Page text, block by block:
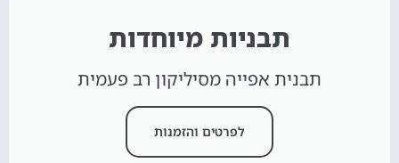
תבניות מיוחדות
תבנית אפייה מסיליקון רב פעמית
לפרטים והזמנות